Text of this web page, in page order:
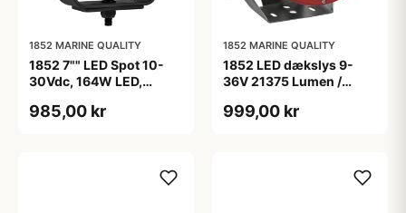
1852 MARINE QUALITY
1852 7"" LED Spot 10-
30Vdc, 164W LED,
985,00 kr
1852 MARINE QUALITY
1852 LED dækslys 9-
36V 21375 Lumen /
999,00 kr